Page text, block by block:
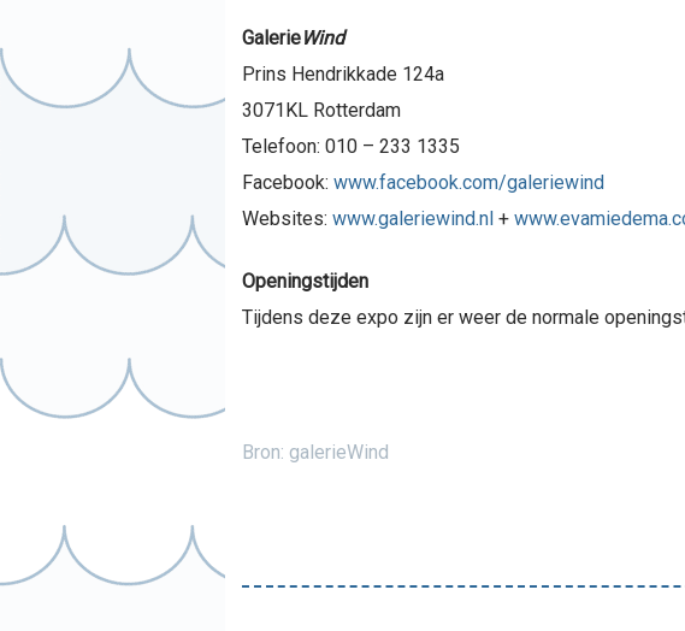
GalerieWind
Prins Hendrikkade 124a
3071KL Rotterdam
Telefoon: 010 – 233 1335
Facebook: www.facebook.com/galeriewind
Websites: www.galeriewind.nl +
Openingstijden
Tijdens deze expo zijn er weer de normale
Bron: galerieWind